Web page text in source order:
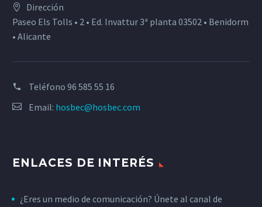
Dirección
Paseo Els Tolls • 2 • Ed. Invattur 3ª planta 03502 • Benidorm
• Alicante
Teléfono 96 585 55 16
Email: hosbec@hosbec.com
ENLACES DE INTERÉS
¿Eres un medio de comunicación? Únete al canal de